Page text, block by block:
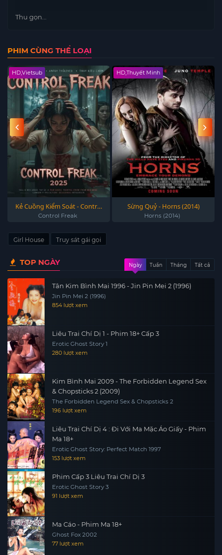
Thu gọn...
PHIM CÙNG THỂ LOẠI
HD,Vietsub
Kẻ Cuồng Kiểm Soát - Control
Freak 2025
Control Freak
HD,Thuyết Minh
Sừng Quỷ - Horns (2014)
Horns (2014)
Girl House Truy sát gái gọi
TOP NGÀY Ngày Tuần Tháng Tất cả
Tân Kim Bình Mai 1996 - Jin Pin Mei 2 (1996)
Jin Pin Mei 2 (1996)
854 lượt xem
Liêu Trai Chí Dị 1 - Phim 18+ Cấp 3
Erotic Ghost Story 1
280 lượt xem
Kim Bình Mai 2009 - The Forbidden Legend Sex
& Chopsticks 2 (2009)
The Forbidden Legend Sex & Chopsticks 2
196 lượt xem
Liêu Trai Chí Dị 4 : Đi Với Ma Mặc Áo Giấy - Phim
Ma 18+
Erotic Ghost Story: Perfect Match 1997
153 lượt xem
Phim Cấp 3 Liêu Trai Chí Dị 3
Erotic Ghost Story 3
91 lượt xem
Ma Cáo - Phim Ma 18+
Ghost Fox 2002
77 lượt xem